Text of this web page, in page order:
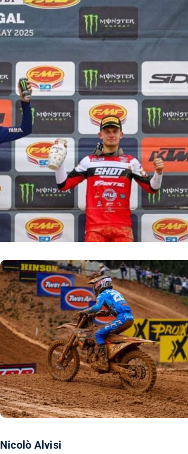
Nicolò Alvisi